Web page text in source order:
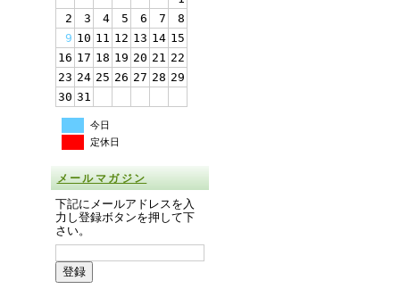
2
3 4 5 6 7
8
9 10 11 12 13 14 15
16 17 18 19 20 21 22
23 24 25 26 27 28 29
30 31
今日
定休日
メールマガジン
下記にメールアドレスを入
力し登録ボタンを押して下
さい。